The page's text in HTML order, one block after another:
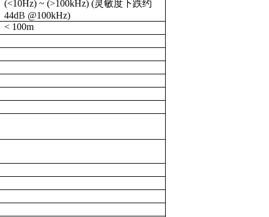
(<10Hz) ~ (>100kHz) (灵敏度下跌约
44dB @100kHz)
< 100m